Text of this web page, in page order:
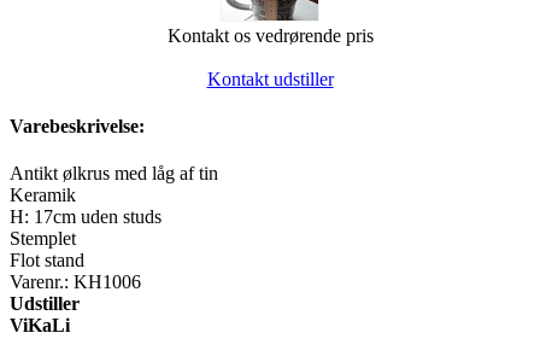
Kontakt os vedrørende pris
Kontakt udstiller
Varebeskrivelse:
Antikt ølkrus med låg af tin
Keramik
H: 17cm uden studs
Stemplet
Flot stand
Varenr.: KH1006
Udstiller
ViKaLi